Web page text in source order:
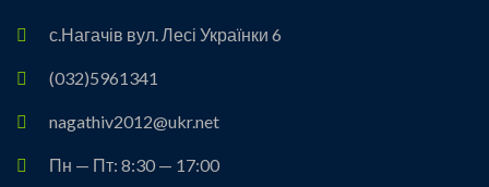
с.Нагачів вул. Лесі Українки 6
(032)5961341
nagathiv2012@ukr.net
Пн — Пт: 8:30 — 17:00